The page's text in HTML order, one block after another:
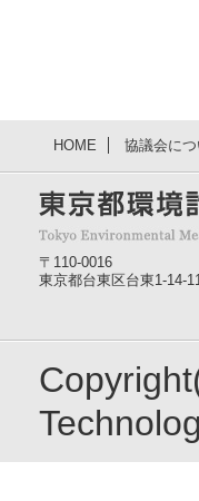
HOME 協議会につ
〒110-0016
東京都台東区台東1-14-